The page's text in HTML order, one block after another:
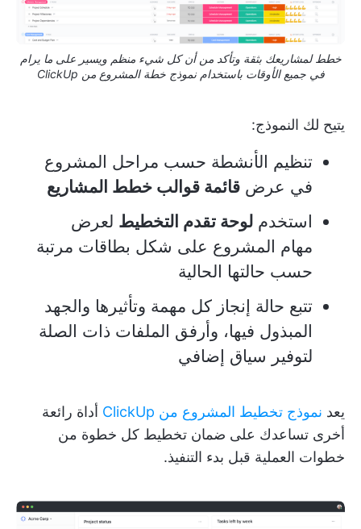
خطط لمشاريعك بثقة وتأكد من أن كل شيء منظم ويسير على ما يرام
في جميع الأوقات باستخدام نموذج خطة المشروع من ClickUp
يتيح لك النموذج:
تنظيم الأنشطة حسب مراحل المشروع
في عرض قائمة قوالب خطط المشاريع
استخدم لوحة تقدم التخطيط لعرض
مهام المشروع على شكل بطاقات مرتبة
حسب حالتها الحالية
تتبع حالة إنجاز كل مهمة وتأثيرها والجهد
المبذول فيها، وأرفق الملفات ذات الصلة
لتوفير سياق إضافي
يعد نموذج تخطيط المشروع من ClickUp
أداة رائعة
أخرى تساعدك على ضمان تخطيط كل خطوة من
خطوات العملية قبل بدء التنفيذ.